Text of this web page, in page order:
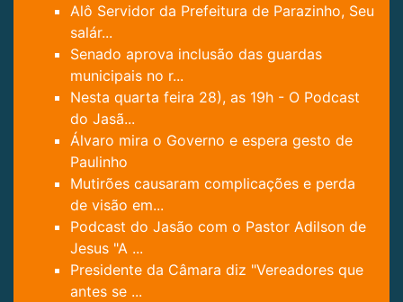
Alô Servidor da Prefeitura de Parazinho, Seu
salár...
Senado aprova inclusão das guardas
municipais no r...
Nesta quarta feira 28), as 19h - O Podcast
do Jasã...
Álvaro mira o Governo e espera gesto de
Paulinho
Mutirões causaram complicações e perda
de visão em...
Podcast do Jasão com o Pastor Adilson de
Jesus "A ...
Presidente da Câmara diz "Vereadores que
antes se ...